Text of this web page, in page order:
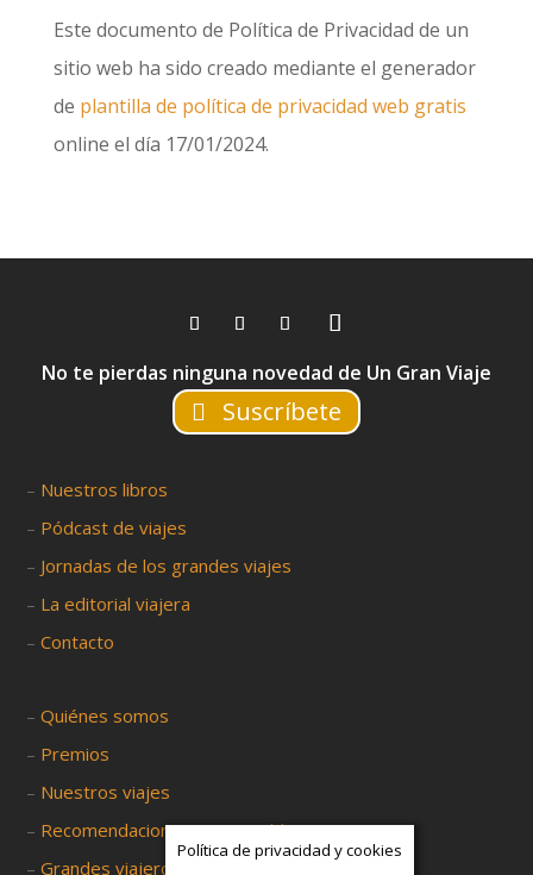
Este documento de Política de Privacidad de un
sitio web ha sido creado mediante el generador
de plantilla de política de privacidad web gratis
online el día 17/01/2024.
No te pierdas ninguna novedad de Un Gran Viaje
Suscríbete
– Nuestros libros
– Pódcast de viajes
– Jornadas de los grandes viajes
– La editorial viajera
–Contacto
–Quiénes somos
– Premios
– Nuestros viajes
– Recomendaciones viajeras (blog)
–Grandes viajeros
Política de privacidad y cookies